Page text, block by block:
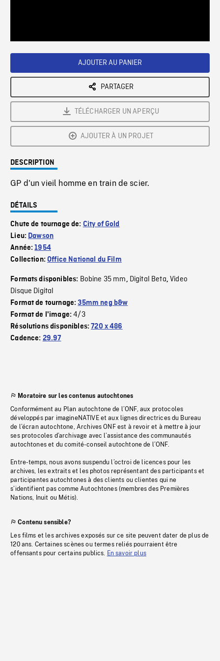
AJOUTER AU PANIER
PARTAGER
TÉLÉCHARGER UN APERÇU
AJOUTER À UN PROJET
DESCRIPTION
GP d'un vieil homme en train de scier.
DÉTAILS
Chute de tournage de: City of Gold
Lieu: Dawson
Année:1954
Collection:Office National du Film
Formats disponibles: Bobine 35 mm, Digital Beta,Video
Disque Digital
Format de tournage:35mm neg b&w
Format de l'image:4/3
Résolutions disponibles:720 x 486
Cadence: 29.97
Moratoire sur les contenus autochtones
Conformément au Plan autochtone de l’ONF, aux protocoles
développés par imagineNATIVE et aux lignes directrices du Bureau
de l’écran autochtone, Archives ONF est à revoir et à mettre à jour
ses protocoles d’archivage avec l’assistance des communautés
autochtones et du comité-conseil autochtone de l’ONF.
Entre-temps, nous avons suspendu l’octroi de licences pour les
archives, les extraits et les photos représentant des participants et
participantes autochtones à des clients ou clientes qui ne
s’identifient pas comme Autochtones (membres des Premières
Nations, Inuit ou Métis).
Contenu sensible?
Les films et les archives exposés sur ce site peuvent dater de plus de
120 ans. Certaines scènes ou termes reliés pourraient être
offensants pour certains publics. En savoir plus